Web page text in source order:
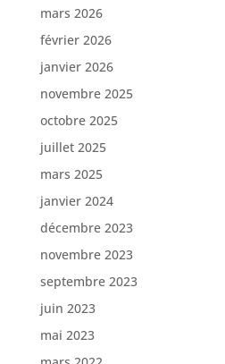
mars 2026
février 2026
janvier 2026
novembre 2025
octobre 2025
juillet 2025
mars 2025
janvier 2024
décembre 2023
novembre 2023
septembre 2023
juin 2023
mai 2023